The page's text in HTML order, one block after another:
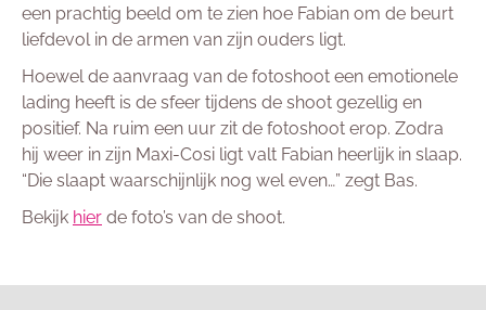
een prachtig beeld om te zien hoe Fabian om de beurt
liefdevol in de armen van zijn ouders ligt.
Hoewel de aanvraag van de fotoshoot een emotionele
lading heeft is de sfeer tijdens de shoot gezellig en
positief. Na ruim een uur zit de fotoshoot erop. Zodra
hij weer in zijn Maxi-Cosi ligt valt Fabian heerlijk in slaap.
“Die slaapt waarschijnlijk nog wel even…” zegt Bas.
Bekijk hier de foto’s van de shoot.